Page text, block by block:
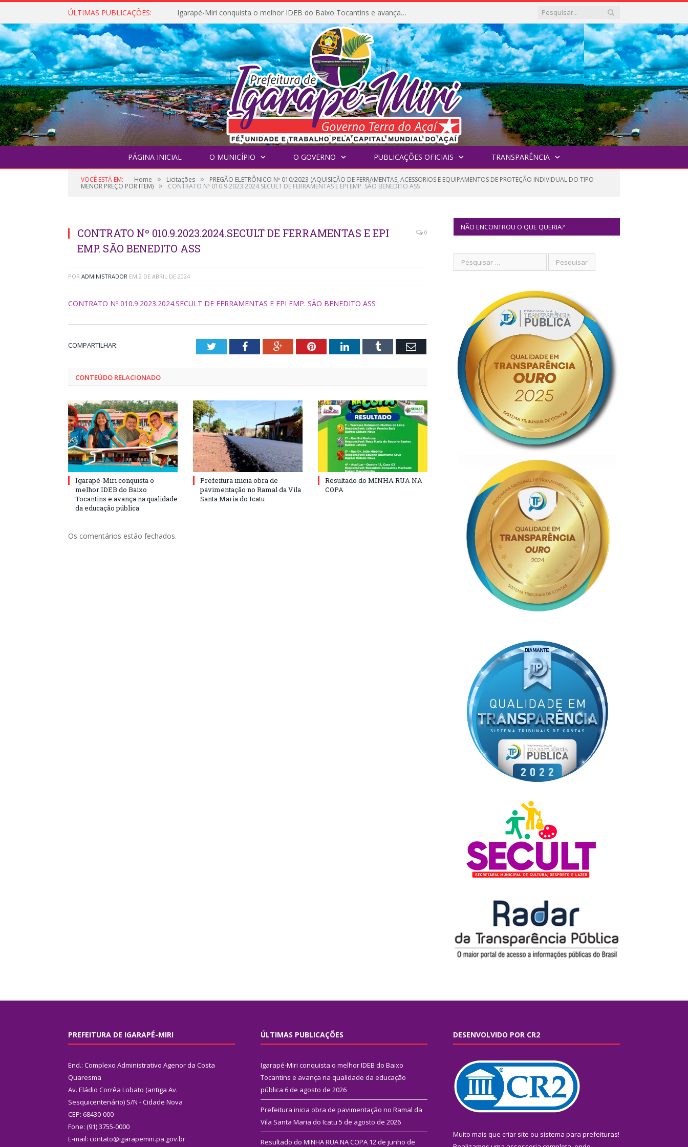
ÚLTIMAS PUBLICAÇÕES: Igarapé-Miri conquista o melhor IDEB do Baixo Tocantins e avança na qualidade da educação pública
PÁGINA INICIAL O MUNICÍPIO O GOVERNO PUBLICAÇÕES OFICIAIS TRANSPARÊNCIA
VOCÊ ESTÁ EM: Home » Licitações » PREGÃO ELETRÔNICO Nº 010/2023 (AQUISIÇÃO DE FERRAMENTAS, ACESSORIOS E EQUIPAMENTOS DE PROTEÇÃO INDIVIDUAL DO TIPO
MENOR PREÇO POR ITEM) » CONTRATO Nº 010.9.2023.2024.SECULT DE FERRAMENTAS E EPI EMP. SÃO BENEDITO ASS
CONTRATO Nº 010.9.2023.2024.SECULT DE FERRAMENTAS E EPI
EMP. SÃO BENEDITO ASS
0
POR ADMINISTRADOR EM 2 DE ABRIL DE 2024
CONTRATO Nº 010.9.2023.2024.SECULT DE FERRAMENTAS E EPI EMP. SÃO BENEDITO ASS
COMPARTILHAR: TwitterFacebookGoogle+PinterestLinkedInTumblr Email
CONTEÚDO RELACIONADO
Igarapé-Miri conquista o
melhor IDEB do Baixo
Tocantins e avança na qualidade
da educação pública
Prefeitura inicia obra de
pavimentação no Ramal da Vila
Santa Maria do Icatu
Resultado do MINHA RUA NA
COPA
Os comentários estão fechados.
NÃO ENCONTROU O QUE QUERIA?
PREFEITURA DE IGARAPÉ-MIRI
End.: Complexo Administrativo Agenor da Costa
Quaresma
Av. Eládio Corrêa Lobato (antiga Av.
Sesquicentenário) S/N - Cidade Nova
CEP: 68430-000
Fone: (91) 3755-0000
E-mail: contato@igarapemiri.pa.gov.br
ÚLTIMAS PUBLICAÇÕES
Igarapé-Miri conquista o melhor IDEB do Baixo
Tocantins e avança na qualidade da educação
pública 6 de agosto de 2026
Prefeitura inicia obra de pavimentação no Ramal da
Vila Santa Maria do Icatu 5 de agosto de 2026
Resultado do MINHA RUA NA COPA 12 de junho de
DESENVOLVIDO POR CR2
Muito mais que criar site ou sistema para prefeituras!